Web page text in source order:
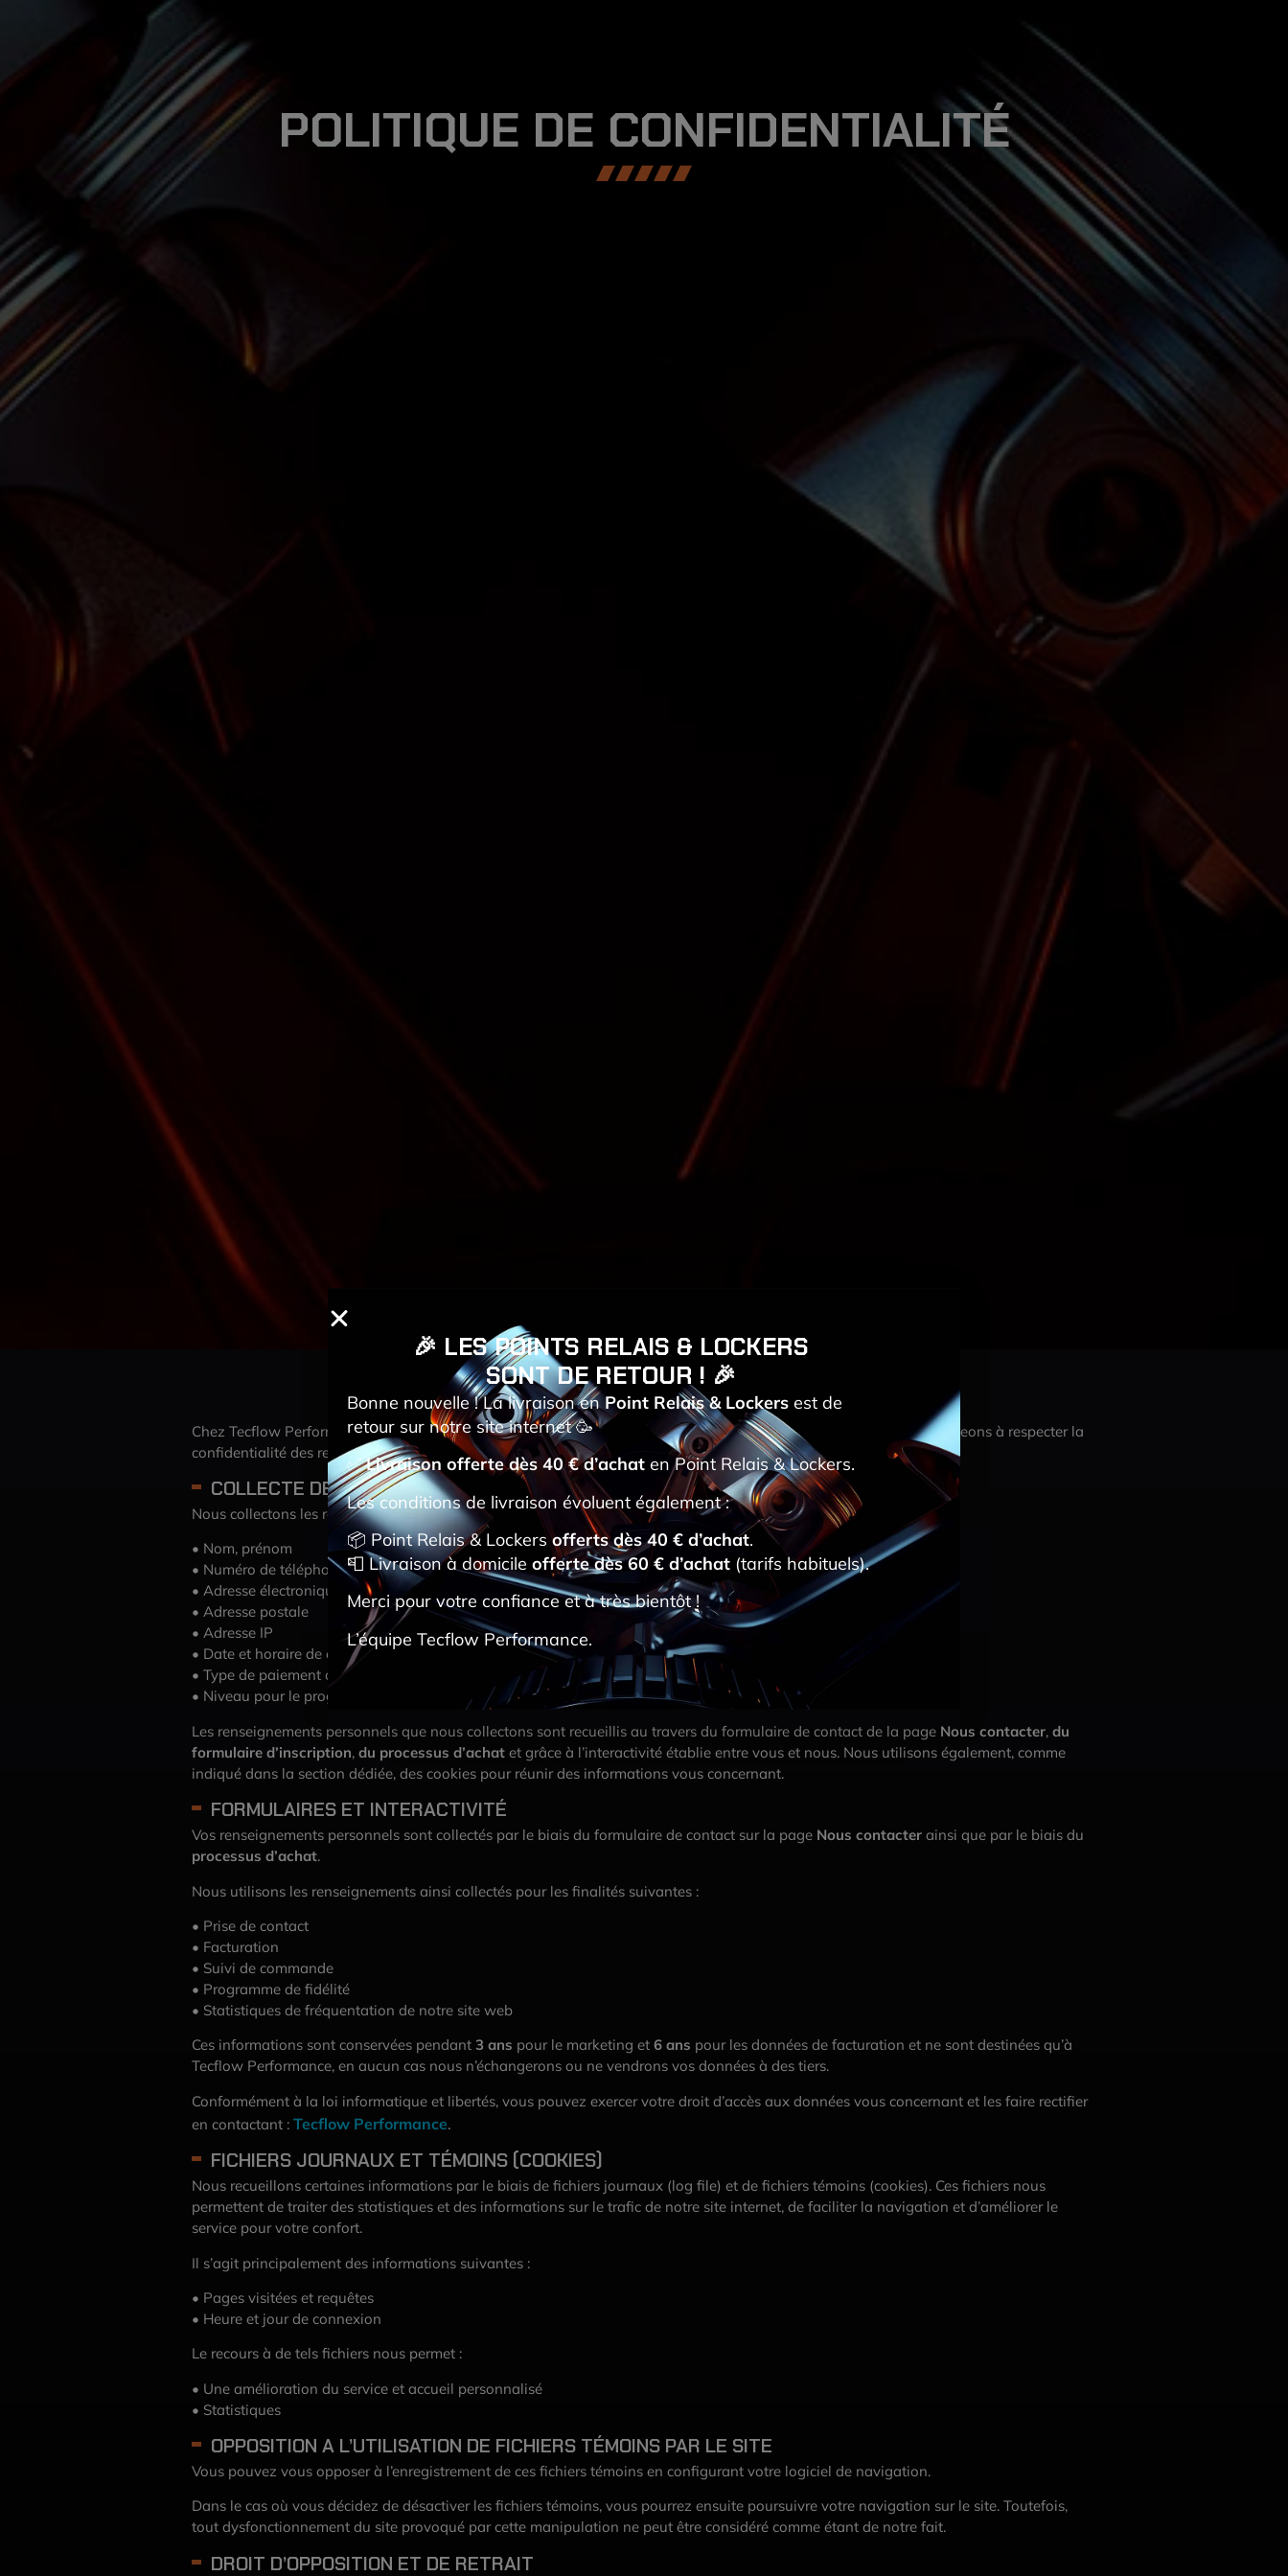
NOS PRODUITS MON COMPTE
POLITIQUE DE CONFIDENTIALITÉ
Chez Tecflow Performance, nous portons une attention particulière à la protection de la vie privée. Nous nous engageons à respecter la
confidentialité des renseignements personnels que nous collectons.
COLLECTE DES RENSEIGNEMENTS PERSONNELS
Nous collectons les renseignements suivants :
• Nom, prénom
• Numéro de téléphone
• Adresse électronique
• Adresse postale
• Adresse IP
• Date et horaire de commande
• Type de paiement choisi
• Niveau pour le programme de fidélité
Les renseignements personnels que nous collectons sont recueillis au travers du formulaire de contact de la page Nous contacter, du
formulaire d’inscription, du processus d’achat et grâce à l’interactivité établie entre vous et nous. Nous utilisons également, comme
indiqué dans la section dédiée, des cookies pour réunir des informations vous concernant.
FORMULAIRES ET INTERACTIVITÉ
Vos renseignements personnels sont collectés par le biais du formulaire de contact sur la page Nous contacter ainsi que par le biais du
processus d’achat.
Nous utilisons les renseignements ainsi collectés pour les finalités suivantes :
• Prise de contact
• Facturation
• Suivi de commande
• Programme de fidélité
• Statistiques de fréquentation de notre site web
Ces informations sont conservées pendant 3 ans pour le marketing et 6 ans pour les données de facturation et ne sont destinées qu’à
Tecflow Performance, en aucun cas nous n’échangerons ou ne vendrons vos données à des tiers.
Conformément à la loi informatique et libertés, vous pouvez exercer votre droit d’accès aux données vous concernant et les faire rectifier
en contactant : Tecflow Performance.
FICHIERS JOURNAUX ET TÉMOINS (COOKIES)
Nous recueillons certaines informations par le biais de fichiers journaux (log file) et de fichiers témoins (cookies). Ces fichiers nous
permettent de traiter des statistiques et des informations sur le trafic de notre site internet, de faciliter la navigation et d’améliorer le
service pour votre confort.
Il s’agit principalement des informations suivantes :
• Pages visitées et requêtes
• Heure et jour de connexion
Le recours à de tels fichiers nous permet :
• Une amélioration du service et accueil personnalisé
• Statistiques
OPPOSITION A L’UTILISATION DE FICHIERS TÉMOINS PAR LE SITE
Vous pouvez vous opposer à l’enregistrement de ces fichiers témoins en configurant votre logiciel de navigation.
Dans le cas où vous décidez de désactiver les fichiers témoins, vous pourrez ensuite poursuivre votre navigation sur le site. Toutefois,
tout dysfonctionnement du site provoqué par cette manipulation ne peut être considéré comme étant de notre fait.
DROIT D’OPPOSITION ET DE RETRAIT
🎉 LES POINTS RELAIS & LOCKERS
SONT DE RETOUR ! 🎉
Bonne nouvelle ! La livraison enPoint Relais & Lockers est de
retour sur notre site internet 🥳
✅Livraison offerte dès 40 € d’achat en Point Relais & Lockers.
Les conditions de livraison évoluent également :
📦 Point Relais & Lockersofferts dès 40 € d’achat.
📮 Livraison à domicile offerte dès 60 € d’achat (tarifs habituels).
Merci pour votre confiance et à très bientôt !
L’équipe Tecflow Performance.